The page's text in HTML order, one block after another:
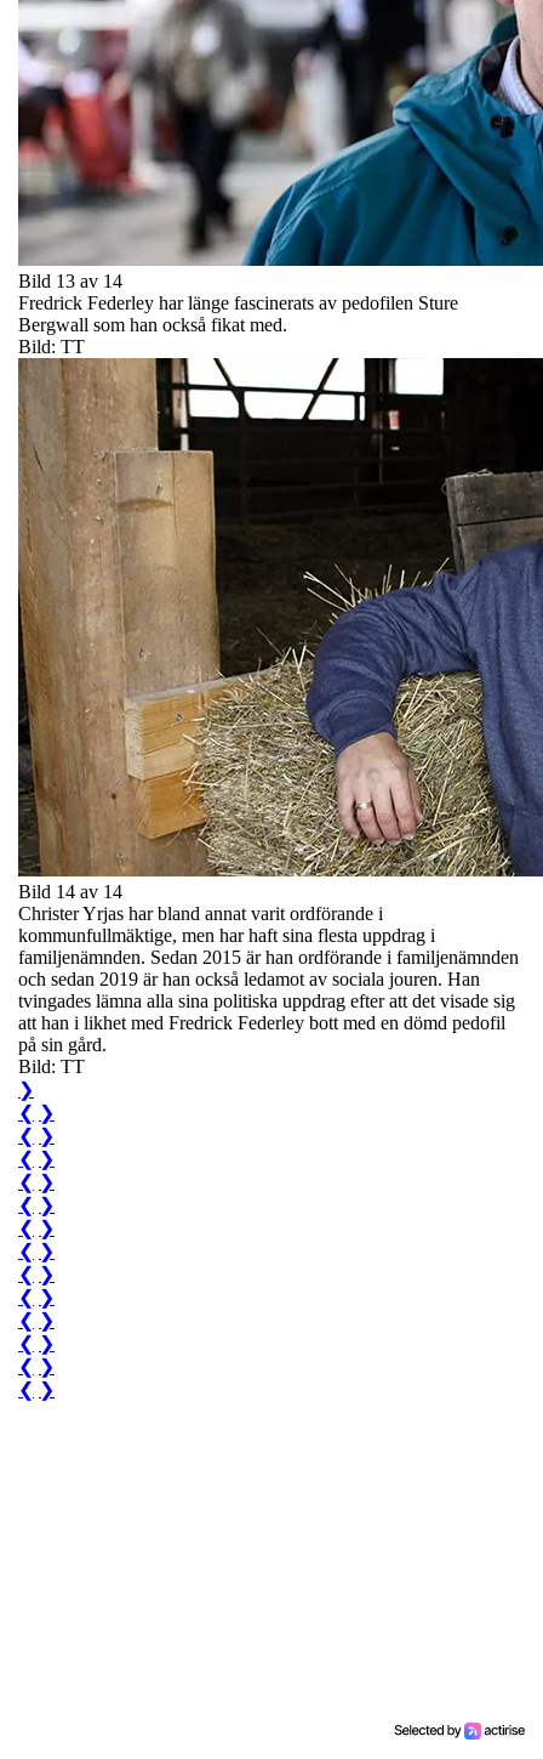
Bild 13 av 14
Fredrick Federley har länge fascinerats av pedofilen Sture
Bergwall som han också fikat med.
Bild: TT
Bild 14 av 14
Christer Yrjas har bland annat varit ordförande i
kommunfullmäktige, men har haft sina flesta uppdrag i
familjenämnden. Sedan 2015 är han ordförande i familjenämnden
och sedan 2019 är han också ledamot av sociala jouren. Han
tvingades lämna alla sina politiska uppdrag efter att det visade sig
att han i likhet med Fredrick Federley bott med en dömd pedofil
på sin gård.
Bild: TT
❯
❮ ❯
❮ ❯
❮ ❯
❮ ❯
❮ ❯
❮ ❯
❮ ❯
❮ ❯
❮ ❯
❮ ❯
❮ ❯
❮ ❯
❮ ❯